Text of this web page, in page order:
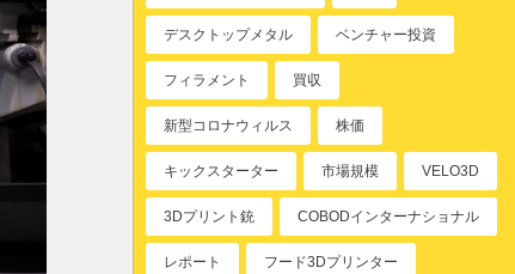
デスクトップメタル ベンチャー投資
フィラメント 買収
新型コロナウィルス 株価
キックスターター 市場規模 VELO3D
3Dプリント銃 COBODインターナショナル
レポート フード3Dプリンター